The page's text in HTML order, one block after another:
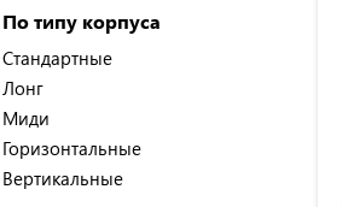
По типу корпуса
Стандартные
Лонг
Миди
Горизонтальные
Вертикальные